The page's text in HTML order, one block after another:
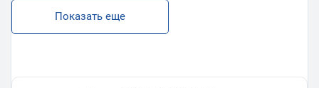
Показать еще